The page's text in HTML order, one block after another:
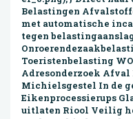
Belastingen
met automatische
tegen
Toeristenbelasting
Adresonderzoek Afval
Michielsgestel In de
Eikenprocessierups
uitlaten Riool Veilig